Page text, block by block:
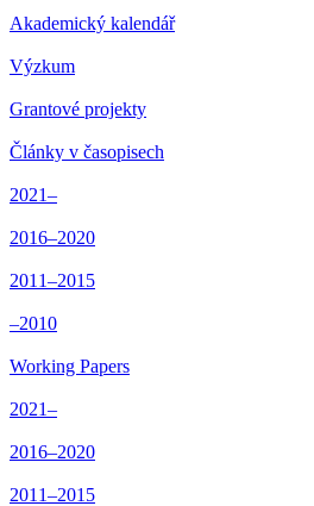
Akademický kalendář
Výzkum
Grantové projekty
Články v časopisech
2021–
2016–2020
2011–2015
–2010
Working Papers
2021–
2016–2020
2011–2015